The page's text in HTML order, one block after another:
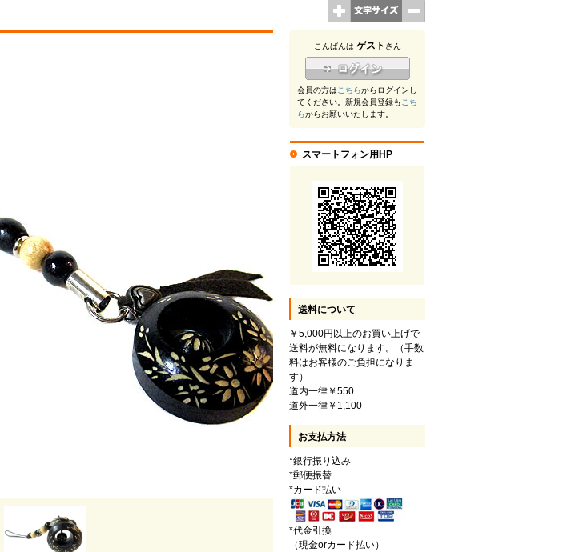
こんばんは ゲスト さん
会員の方はこちらからログインし
てください。新規会員登録もこち
らからお願いいたします。
スマートフォン用HP
送料について
￥5,000円以上のお買い上げで
送料が無料になります。（手数
料はお客様のご負担になりま
す）
道内一律￥550
道外一律￥1,100
お支払方法
*銀行振り込み
*郵便振替
*カード払い
*代金引換
（現金orカード払い）